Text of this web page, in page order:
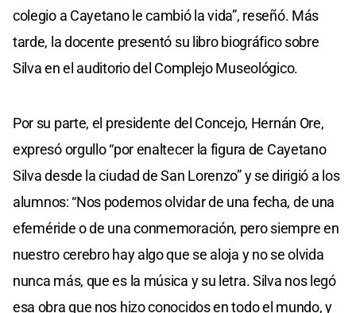
colegio a Cayetano le cambió la vida”, reseñó. Más
tarde, la docente presentó su libro biográfico sobre
Silva en el auditorio del Complejo Museológico.
Por su parte, el presidente del Concejo, Hernán Ore,
expresó orgullo “por enaltecer la figura de Cayetano
Silva desde la ciudad de San Lorenzo” y se dirigió a los
alumnos: “Nos podemos olvidar de una fecha, de una
efeméride o de una conmemoración, pero siempre en
nuestro cerebro hay algo que se aloja y no se olvida
nunca más, que es la música y su letra. Silva nos legó
esa obra que nos hizo conocidos en todo el mundo, y